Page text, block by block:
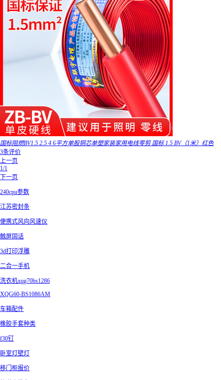
国标阻燃BV1.5 2.5 4 6平方单股铜芯单塑家装家用电线零剪 国标 1.5 BV（1米）红色
3条评价
上一页
1/1
下一页
240cpu参数
江苏密封条
便携式风向风速仪
触屏固话
3d打印浮雕
二合一手机
洗衣机xqg70bs1286
XQG60-BS1086AM
车箱配件
橡胶手套种类
f30钉
卧室灯壁灯
移门柜报价